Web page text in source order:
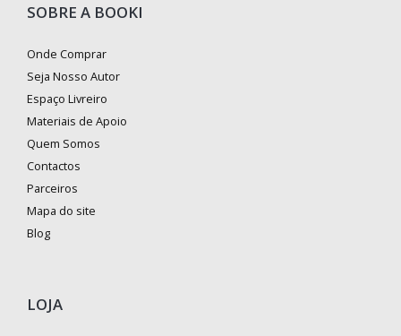
SOBRE A BOOKI
Onde Comprar
Seja Nosso Autor
Espaço Livreiro
Materiais de Apoio
Quem Somos
Contactos
Parceiros
Mapa do site
Blog
LOJA